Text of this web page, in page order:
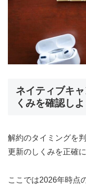
ネイティブキ
くみを確認しよ
解約のタイミングを
更新のしくみを正確
ここでは2026年時点